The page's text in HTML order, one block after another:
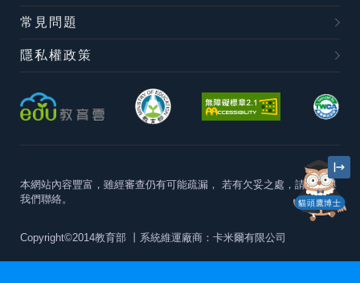
貓頭鷹博士
常見問題
隱私權政策
本網站內容豐富，雖經審查仍有可能疏漏， 若有欠妥之處，請隨時與
我們聯絡。
Copyright©2014教育部 丨系統維運廠商：卡米爾有限公司